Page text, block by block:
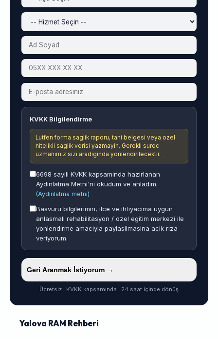
KVKK Bilgilendirme
Lutfen forma saglik raporu, tani belgesi veya ozel
nitelikli saglik verisi yazmayin. Gerekli surec
uzmanimiz sizi aradiginda yonlendirilecektir.
6698 sayili KVKK kapsaminda hazirlanan
Aydinlatma Metni'ni okudum ve anladim.
(Aydinlatma metni)
Basvuru bilgilerimin, ilce ve ihtiyacima uygun
anlasmali rehabilitasyon / ozel egitim merkezi ile
yonlendirme amaciyla paylasilmasina acik riza
veriyorum.
Geri Aranmak İstiyorum →
Ücretsiz · KVKK kapsamında · 24 saat içinde dönüş
Yalova RAM Rehberi